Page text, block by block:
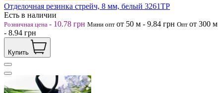
Отделочная резинка стрейч, 8 мм, белый 3261ТР
Есть в наличии
Розничная цена - 10.78 грн Мини опт от 50 м - 9.84 грн Опт от 300 м
- 8.94 грн
Купить